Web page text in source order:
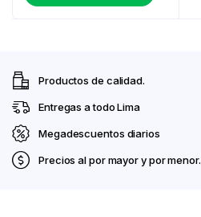
Productos de calidad.
Entregas a todo Lima
Megadescuentos diarios
Precios al por mayor y por menor.